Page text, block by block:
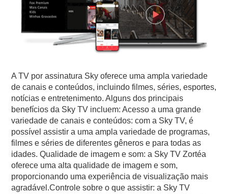
A TV por assinatura Sky oferece uma ampla variedade
de canais e conteúdos, incluindo filmes, séries, esportes,
notícias e entretenimento. Alguns dos principais
benefícios da Sky TV incluem: Acesso a uma grande
variedade de canais e conteúdos: com a Sky TV, é
possível assistir a uma ampla variedade de programas,
filmes e séries de diferentes gêneros e para todas as
idades. Qualidade de imagem e som: a Sky TV Zortéa
oferece uma alta qualidade de imagem e som,
proporcionando uma experiência de visualização mais
agradável.Controle sobre o que assistir: a Sky TV